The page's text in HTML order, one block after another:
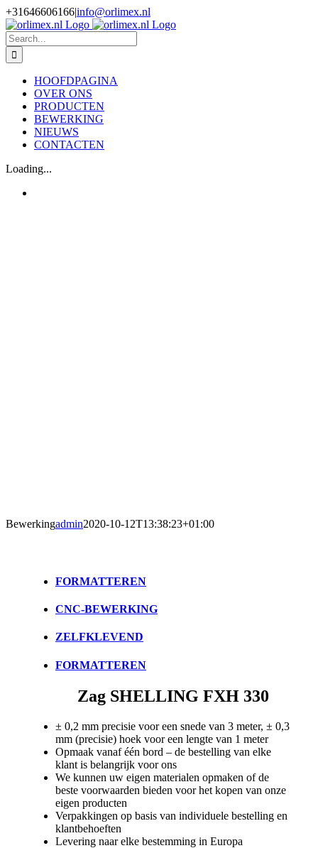
Skip
to
content
+31646606166|info@orlimex.nl
Facebook
Instagram
LinkedIn
Twitter
Search
for:
HOOFDPAGINA
OVER ONS
PRODUCTEN
BEWERKING
NIEUWS
CONTACTEN
Loading...
Bewerkingadmin2020-10-12T13:38:23+01:00
FORMATTEREN
CNC-BEWERKING
ZELFKLEVEND
FORMATTEREN
Zag SHELLING FXH 330
± 0,2 mm precisie voor een snede van 3 meter, ± 0,3
mm (precisie) hoek voor een lengte van 1 meter
Opmaak vanaf één bord – de bestelling van elke
klant is belangrijk voor ons
We kunnen uw eigen materialen opmaken of de
beste voorwaarden bieden voor het kopen van onze
eigen producten
Verpakkingen op basis van individuele bestelling en
klantbehoeften
Levering naar elke bestemming in Europa